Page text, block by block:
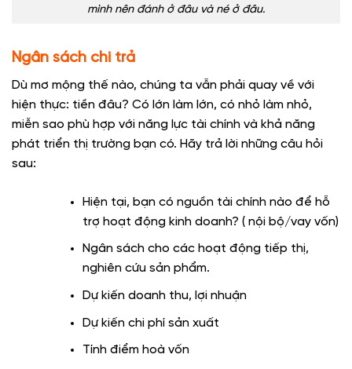
mình nên đánh ở đâu và né ở đâu.
Ngân sách chi trả
Dù mơ mộng thế nào, chúng ta vẫn phải quay về với
hiện thực: tiền đâu? Có lớn làm lớn, có nhỏ làm nhỏ,
miễn sao phù hợp với năng lực tài chính và khả năng
phát triển thị trường bạn có. Hãy trả lời những câu hỏi
sau:
Hiện tại, bạn có nguồn tài chính nào để hỗ
trợ hoạt động kinh doanh? ( nội bộ/vay vốn)
Ngân sách cho các hoạt động tiếp thị,
nghiên cứu sản phẩm.
Dự kiến doanh thu, lợi nhuận
Dự kiến chi phí sản xuất
Tính điểm hoà vốn